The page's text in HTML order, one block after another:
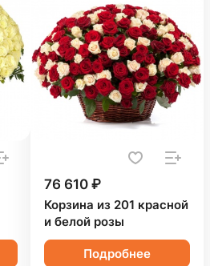
76 610 ₽
Корзина из 201 красной
и белой розы
Подробнее